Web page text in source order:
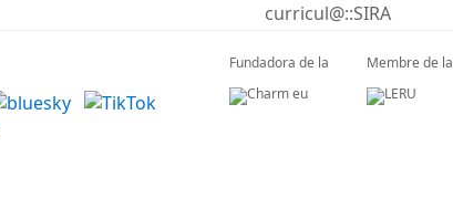
curricul@::SIRA
Fundadora de la Membre de la